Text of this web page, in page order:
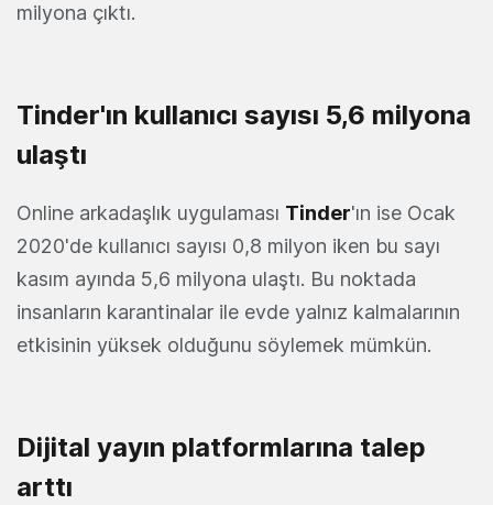
milyona çıktı.
Tinder'ın kullanıcı sayısı 5,6 milyona
ulaştı
Online arkadaşlık uygulaması Tinder'ın ise Ocak
2020'de kullanıcı sayısı 0,8 milyon iken bu sayı
kasım ayında 5,6 milyona ulaştı. Bu noktada
insanların karantinalar ile evde yalnız kalmalarının
etkisinin yüksek olduğunu söylemek mümkün.
Dijital yayın platformlarına talep
arttı